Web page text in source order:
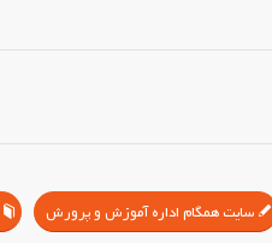
سایت همگام اداره آموزش و پرورش